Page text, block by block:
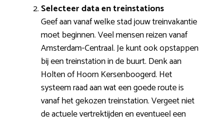
Selecteer data en treinstations
Geef aan vanaf welke stad jouw treinvakantie
moet beginnen. Veel mensen reizen vanaf
Amsterdam-Centraal. Je kunt ook opstappen
bij een treinstation in de buurt. Denk aan
Holten of Hoorn Kersenboogerd. Het
systeem raad aan wat een goede route is
vanaf het gekozen treinstation. Vergeet niet
de actuele vertrektijden en eventueel een